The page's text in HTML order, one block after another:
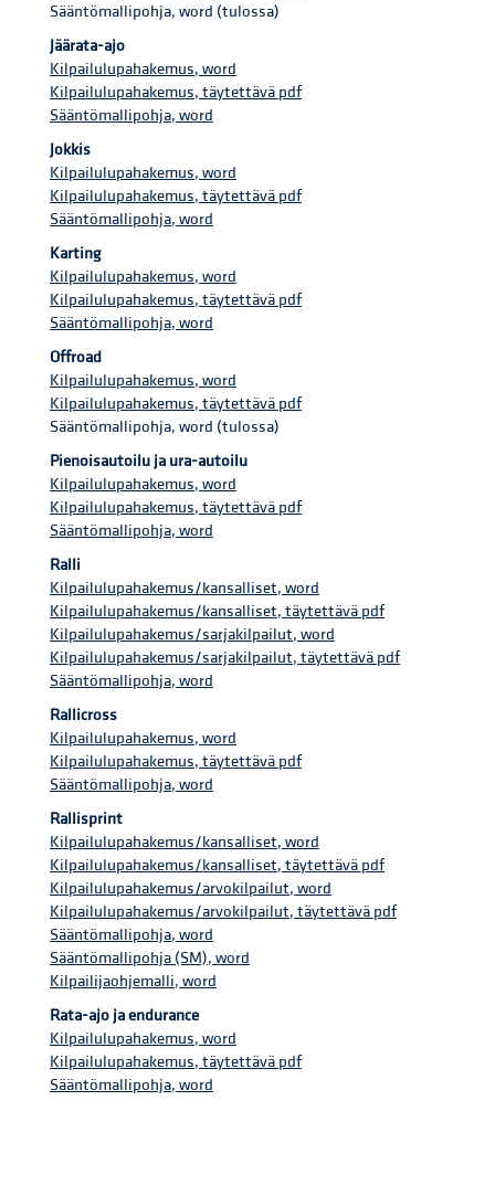
Sääntömallipohja, word (tulossa)
Jäärata-ajo
Kilpailulupahakemus, word
Kilpailulupahakemus, täytettävä pdf
Sääntömallipohja, word
Jokkis
Kilpailulupahakemus, word
Kilpailulupahakemus, täytettävä pdf
Sääntömallipohja, word
Karting
Kilpailulupahakemus, word
Kilpailulupahakemus, täytettävä pdf
Sääntömallipohja, word
Offroad
Kilpailulupahakemus, word
Kilpailulupahakemus, täytettävä pdf
Sääntömallipohja, word (tulossa)
Pienoisautoilu ja ura-autoilu
Kilpailulupahakemus, word
Kilpailulupahakemus, täytettävä pdf
Sääntömallipohja, word
Ralli
Kilpailulupahakemus/kansalliset, word
Kilpailulupahakemus/kansalliset, täytettävä pdf
Kilpailulupahakemus/sarjakilpailut, word
Kilpailulupahakemus/sarjakilpailut, täytettävä pdf
Sääntömallipohja, word
Rallicross
Kilpailulupahakemus, word
Kilpailulupahakemus, täytettävä pdf
Sääntömallipohja, word
Rallisprint
Kilpailulupahakemus/kansalliset, word
Kilpailulupahakemus/kansalliset, täytettävä pdf
Kilpailulupahakemus/arvokilpailut, word
Kilpailulupahakemus/arvokilpailut, täytettävä pdf
Sääntömallipohja, word
Sääntömallipohja (SM), word
Kilpailijaohjemalli, word
Rata-ajo ja endurance
Kilpailulupahakemus, word
Kilpailulupahakemus, täytettävä pdf
Sääntömallipohja, word